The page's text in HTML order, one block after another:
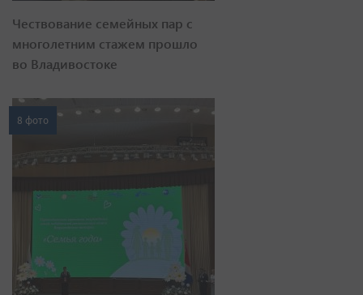
Чествование семейных пар с
многолетним стажем прошло
во Владивостоке
8 фото